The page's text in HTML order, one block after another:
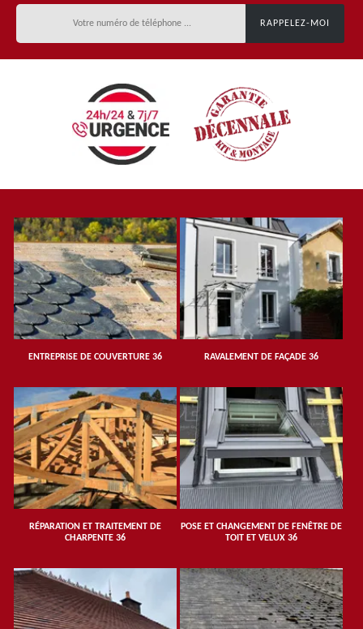
ENTREPRISE DE COUVERTURE 36 RAVALEMENT DE FAÇADE 36
RÉPARATION ET TRAITEMENT DE
CHARPENTE 36
POSE ET CHANGEMENT DE FENÊTRE DE
TOIT ET VELUX 36